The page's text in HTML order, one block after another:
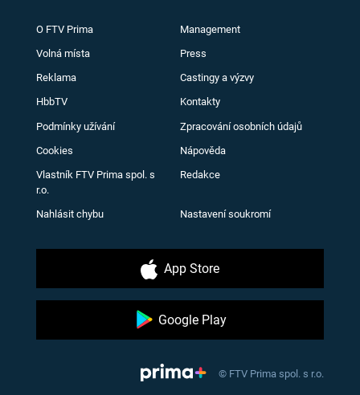
O FTV Prima Management
Volná místa Press
Reklama Castingy a výzvy
HbbTV Kontakty
Podmínky užívání Zpracování osobních údajů
Cookies Nápověda
Vlastník FTV Prima spol. s
r.o.
Redakce
Nahlásit chybu Nastavení soukromí
App Store
Google Play
© FTV Prima spol. s r.o.